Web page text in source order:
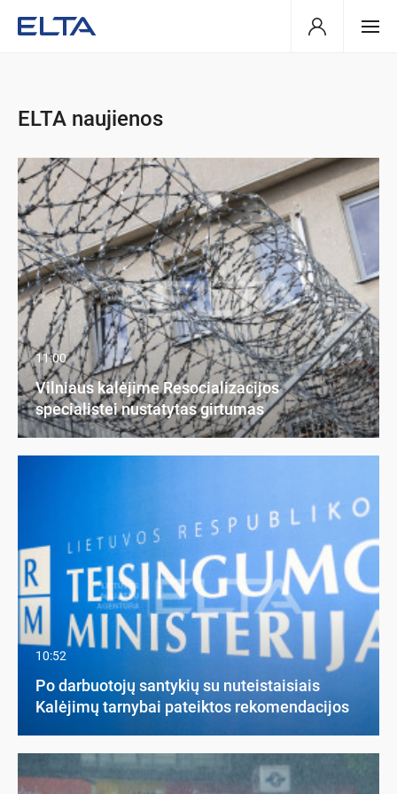
ELTA naujienos
11:00
Vilniaus kalėjime Resocializacijos
specialistei nustatytas girtumas
10:52
Po darbuotojų santykių su nuteistaisiais
Kalėjimų tarnybai pateiktos rekomendacijos